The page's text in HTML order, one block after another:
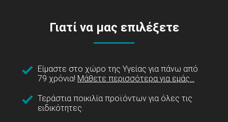
Γιατί να μας επιλέξετε
Είμαστε στο χώρο της Υγείας για πάνω από
79 χρόνια! Μάθετε περισσότερα για εμάς...
Τεράστια ποικιλία προϊόντων για όλες τις
ειδικότητες.